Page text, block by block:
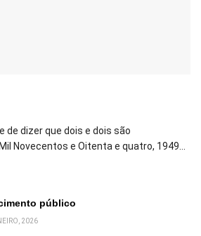
de dizer que dois e dois são
Novecentos e Oitenta e quatro, 1949...
público
2026